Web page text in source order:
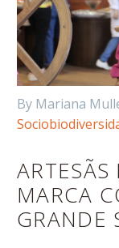
By Mariana
MARCA
GRANDE